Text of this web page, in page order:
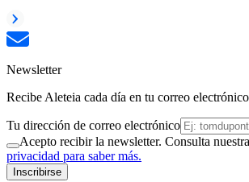
Newsletter
Recibe Aleteia cada día en tu correo
Tu dirección de correo electrónico
Acepto recibir la newsletter. Consulta nuestra
privacidad para saber más.
Inscribirse